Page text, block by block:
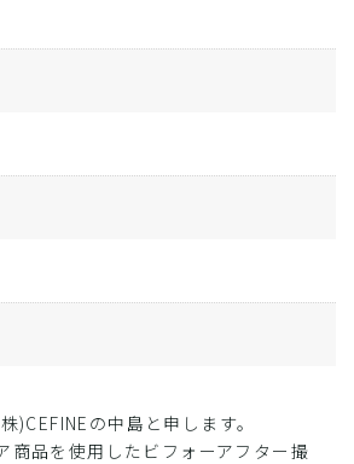
)CEFINEの中島と申します。
商品を使用したビフォーアフター撮